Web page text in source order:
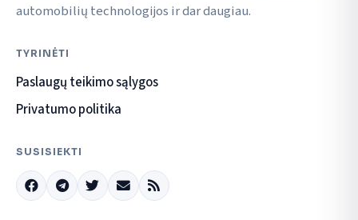
automobilių technologijos ir dar daugiau.
TYRINĖTI
Paslaugų teikimo sąlygos
Privatumo politika
SUSISIEKTI